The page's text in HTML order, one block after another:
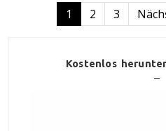
Seitennummerierung
1 2 3
Kostenlos